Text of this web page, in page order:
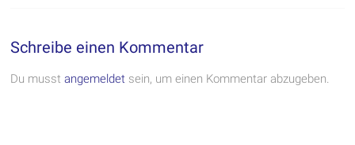
Schreibe einen Kommentar
Du musstangemeldet sein, um einen Kommentar abzugeben.